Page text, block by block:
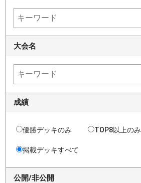
大会名
成績
優勝デッキのみ TOP8以上のみ
掲載デッキすべて
公開/非公開